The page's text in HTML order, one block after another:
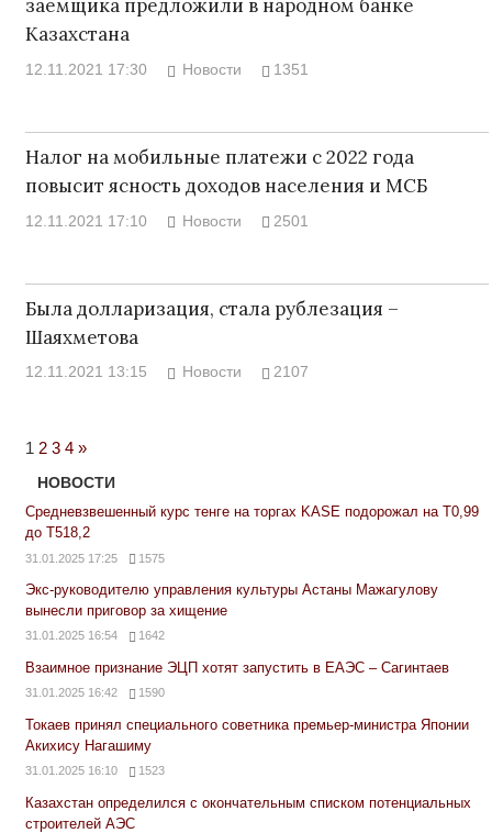
заемщика предложили в народном банке
Казахстана
12.11.2021 17:30 Новости 1351
Налог на мобильные платежи с 2022 года
повысит ясность доходов населения и МСБ
12.11.2021 17:10 Новости 2501
Была долларизация, стала рублезация –
Шаяхметова
12.11.2021 13:15 Новости 2107
1 2 3 4 Next
Posts
»
НОВОСТИ
Средневзвешенный курс тенге на торгах KASE подорожал на Т0,99
до Т518,2
31.01.2025 17:25 1575
Экс-руководителю управления культуры Астаны Мажагулову
вынесли приговор за хищение
31.01.2025 16:54 1642
Взаимное признание ЭЦП хотят запустить в ЕАЭС – Сагинтаев
31.01.2025 16:42 1590
Токаев принял специального советника премьер-министра Японии
Акихису Нагашиму
31.01.2025 16:10 1523
Казахстан определился с окончательным списком потенциальных
строителей АЭС